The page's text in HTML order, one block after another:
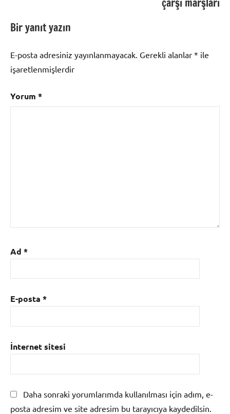
Bir yanıt yazın
E-posta adresiniz yayınlanmayacak. Gerekli alanlar * ile
işaretlenmişlerdir
Yorum *
Ad *
E-posta *
İnternet sitesi
Daha sonraki yorumlarımda kullanılması için adım, e-
posta adresim ve site adresim bu tarayıcıya kaydedilsin.